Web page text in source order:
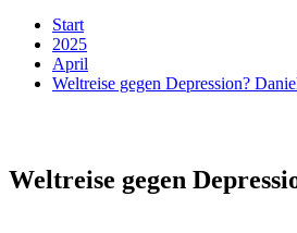
Start
2025
April
Weltreise gegen Depression?
Weltreise gegen